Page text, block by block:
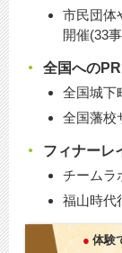
市民団体
開催(33
全国へのPR
全国城下
全国藩校
フィナーレ
チームラ
福山時代
体験